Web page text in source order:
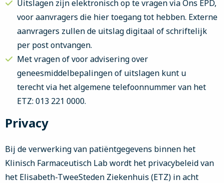
Uitslagen zijn elektronisch op te vragen via Ons EPD,
voor aanvragers die hier toegang tot hebben. Externe
aanvragers zullen de uitslag digitaal of schriftelijk
per post ontvangen.
Met vragen of voor advisering over
geneesmiddelbepalingen of uitslagen kunt u
terecht via het algemene telefoonnummer van het
ETZ: 013 221 0000.
Privacy
Bij de verwerking van patiëntgegevens binnen het
Klinisch Farmaceutisch Lab wordt het privacybeleid van
het Elisabeth-TweeSteden Ziekenhuis (ETZ) in acht